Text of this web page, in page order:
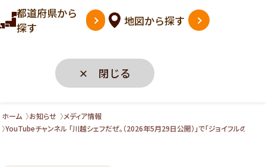
都道府県から
探す
地図から探す
✕ 閉じる
ホーム お知らせ
メディア情報
YouTubeチャンネル 「川越シェフだぜ。（2026年5月29日公開）」で「ジョイフルの塩唐